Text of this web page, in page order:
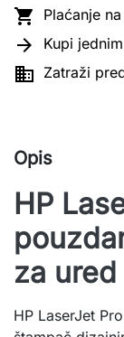
 Plaćanje
 Kupi
 Zatraži
Opis
HP
za ured
HP LaserJet